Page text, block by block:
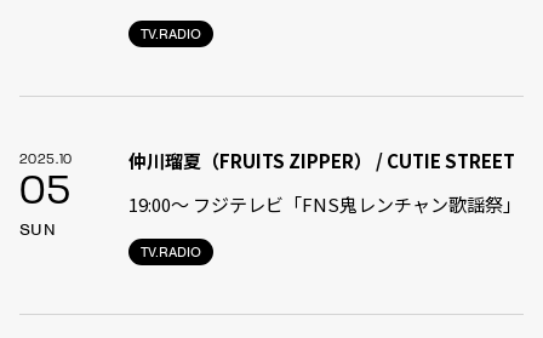
TV.RADIO
2025.10
05
SUN
TV.RADIO
仲川瑠夏（FRUITS ZIPPER） / CUTIE STREET
19:00〜 フジテレビ「FNS鬼レンチャン歌謡祭」